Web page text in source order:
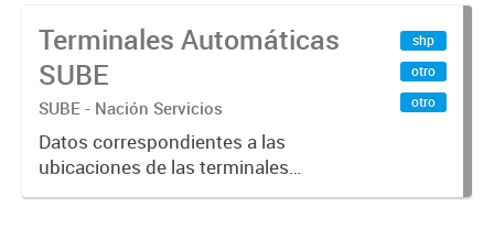
Terminales Automáticas
SUBE
SUBE - Nación Servicios
Datos correspondientes a las
ubicaciones de las terminales
automáticas de auto servicio (TAS)
shp
otro
otro